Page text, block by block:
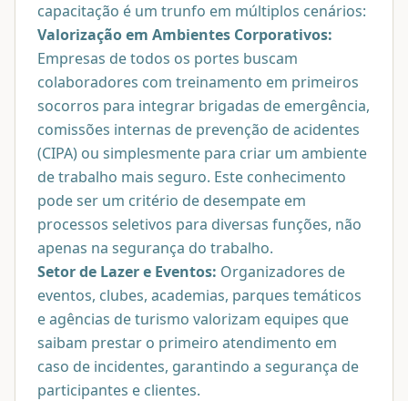
capacitação é um trunfo em múltiplos cenários:
Valorização em Ambientes Corporativos:
Empresas de todos os portes buscam
colaboradores com treinamento em primeiros
socorros para integrar brigadas de emergência,
comissões internas de prevenção de acidentes
(CIPA) ou simplesmente para criar um ambiente
de trabalho mais seguro. Este conhecimento
pode ser um critério de desempate em
processos seletivos para diversas funções, não
apenas na segurança do trabalho.
Setor de Lazer e Eventos: Organizadores de
eventos, clubes, academias, parques temáticos
e agências de turismo valorizam equipes que
saibam prestar o primeiro atendimento em
caso de incidentes, garantindo a segurança de
participantes e clientes.